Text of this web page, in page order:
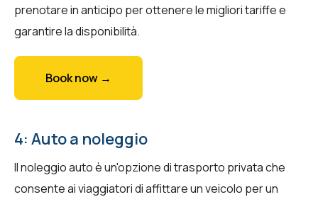
prenotare in anticipo per ottenere le migliori tariffe e
garantire la disponibilità.
Book now →
4: Auto a noleggio
Il noleggio auto è un'opzione di trasporto privata che
consente ai viaggiatori di affittare un veicolo per un